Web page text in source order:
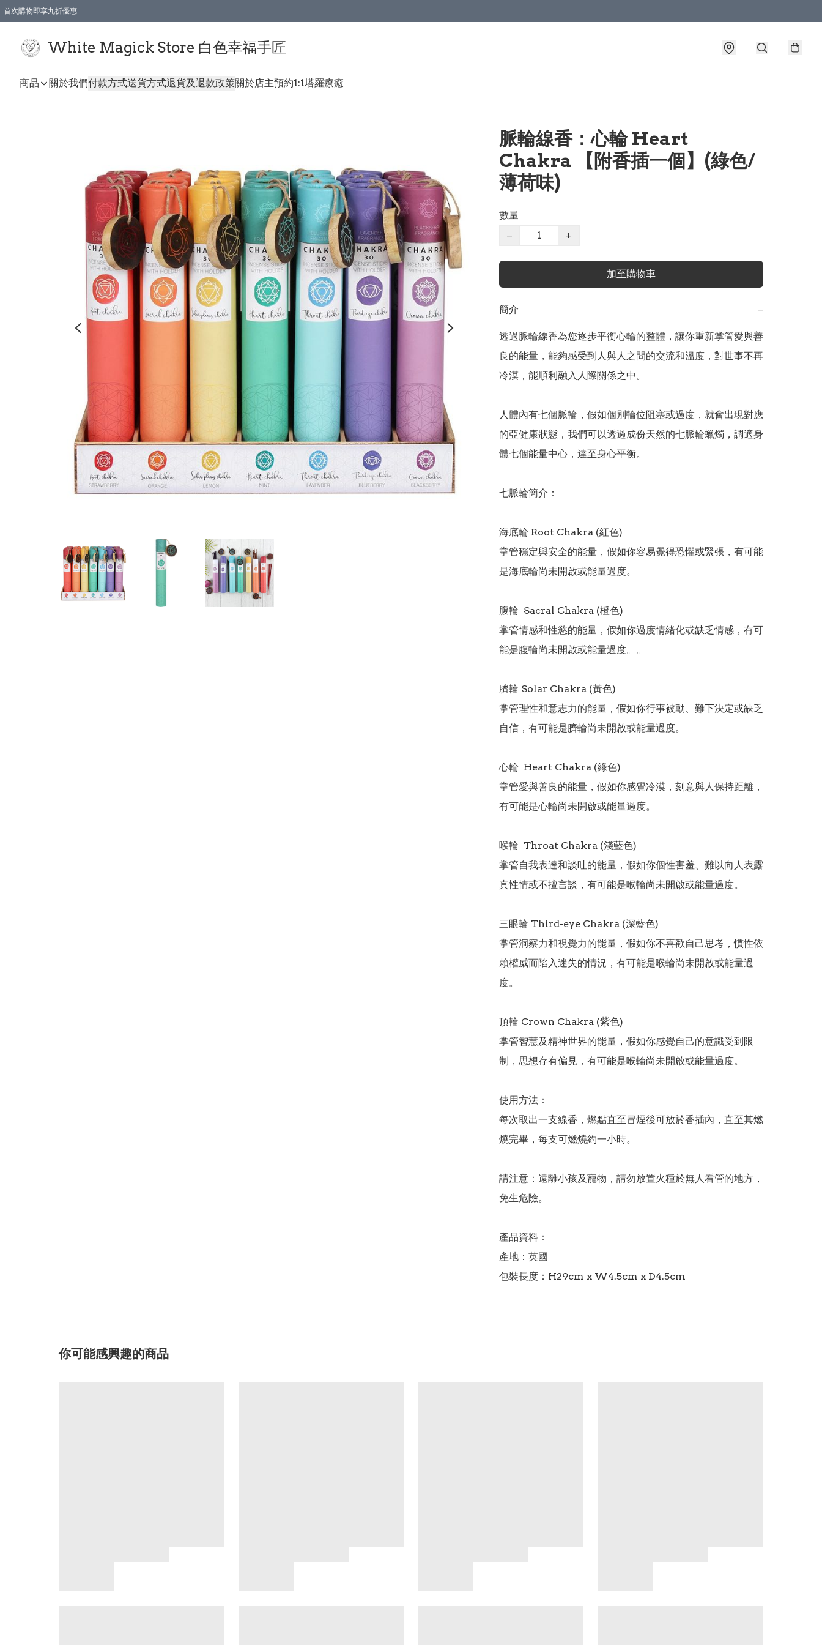
首次購物即享九折優惠
White Magick Store 白色幸福手匠
商品 關於我們付款方式送貨方式退貨及退款政策關於店主預約1:1塔羅療癒
脈輪線香：心輪 Heart
Chakra 【附香插一個】(綠色/
薄荷味)
數量
−
+
加至購物車
簡介 −
透過脈輪線香為您逐步平衡心輪的整體，讓你重新掌管愛與善
良的能量，能夠感受到人與人之間的交流和溫度，對世事不再
冷漠，能順利融入人際關係之中。
人體內有七個脈輪，假如個別輪位阻塞或過度，就會出現對應
的亞健康狀態，我們可以透過成份天然的七脈輪蠟燭，調適身
體七個能量中心，達至身心平衡。
七脈輪簡介：
海底輪 Root Chakra (紅色)
掌管穩定與安全的能量，假如你容易覺得恐懼或緊張，有可能
是海底輪尚未開啟或能量過度。
腹輪  Sacral Chakra (橙色)
掌管情感和性慾的能量，假如你過度情緒化或缺乏情感，有可
能是腹輪尚未開啟或能量過度。。
臍輪 Solar Chakra (黃色)
掌管理性和意志力的能量，假如你行事被動、難下決定或缺乏
自信，有可能是臍輪尚未開啟或能量過度。
心輪  Heart Chakra (綠色)
掌管愛與善良的能量，假如你感覺冷漠，刻意與人保持距離，
有可能是心輪尚未開啟或能量過度。
喉輪  Throat Chakra (淺藍色)
掌管自我表達和談吐的能量，假如你個性害羞、難以向人表露
真性情或不擅言談，有可能是喉輪尚未開啟或能量過度。
三眼輪 Third-eye Chakra (深藍色)
掌管洞察力和視覺力的能量，假如你不喜歡自己思考，慣性依
賴權威而陷入迷失的情況，有可能是喉輪尚未開啟或能量過
度。
頂輪 Crown Chakra (紫色)
掌管智慧及精神世界的能量，假如你感覺自己的意識受到限
制，思想存有偏見，有可能是喉輪尚未開啟或能量過度。
使用方法：
每次取出一支線香，燃點直至冒煙後可放於香插內，直至其燃
燒完畢，每支可燃燒約一小時。
請注意：遠離小孩及寵物，請勿放置火種於無人看管的地方，
免生危險。
產品資料：
產地：英國
你可能感興趣的商品